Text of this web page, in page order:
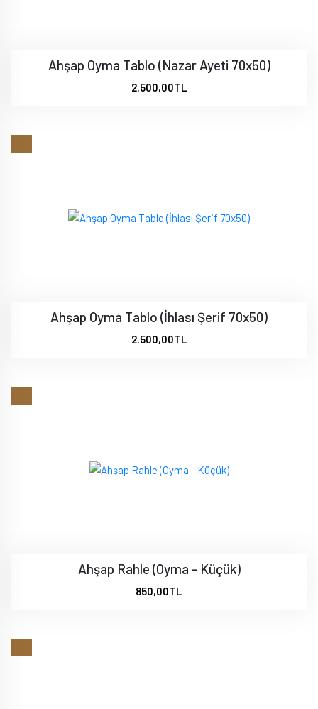
Ahşap Oyma Tablo (Nazar Ayeti 70x50)
2.500,00TL
Ahşap Oyma Tablo (İhlası Şerif 70x50)
2.500,00TL
Ahşap Rahle (Oyma - Küçük)
850,00TL